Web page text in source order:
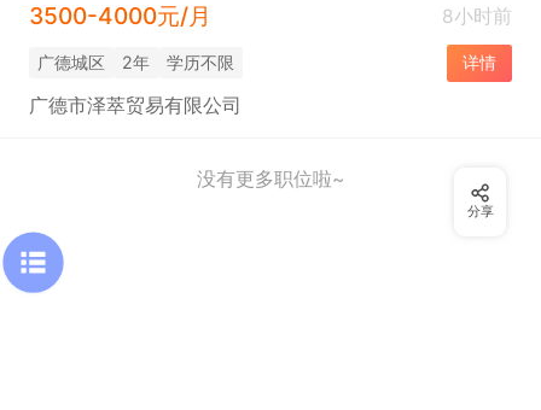
3500-4000元/月
8小时前
广德城区 2年 学历不限 详情
广德市泽萃贸易有限公司
没有更多职位啦~
分享